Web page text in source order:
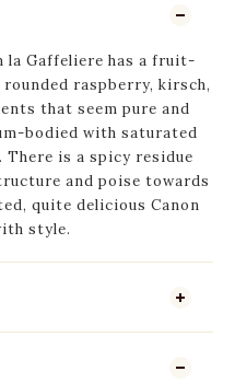
la Gaffeliere has a fruit-
raspberry, kirsch,
that seem pure and
bodied with saturated
is a spicy residue
and poise towards
quite delicious Canon
style.